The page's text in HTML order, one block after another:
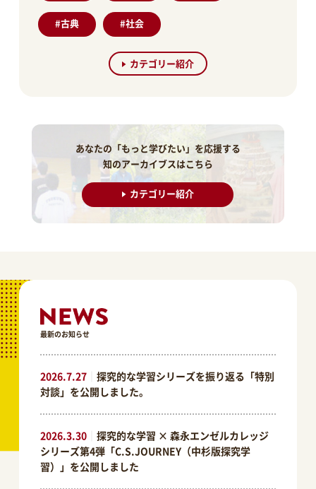
カテゴリー紹介
#古典 #社会
あなたの「もっと学びたい」を応援する
知のアーカイブスはこちら
カテゴリー紹介
最新のお知らせ
2026.7.27｜ 探究的な学習シリーズを振り返る「特別
対談」を公開しました。
2026.3.30｜ 探究的な学習 × 森永エンゼルカレッジ
シリーズ第4弾「C.S.JOURNEY（中杉版探究学
習）」を公開しました